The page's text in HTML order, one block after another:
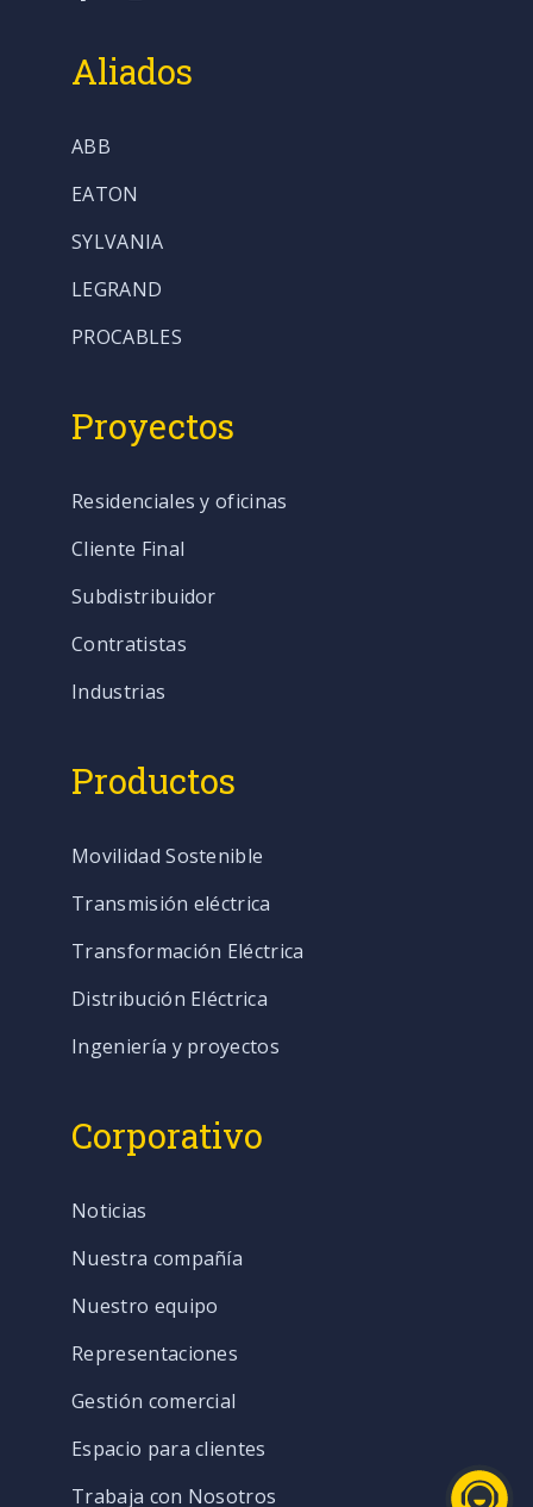
Aliados
ABB
EATON
SYLVANIA
LEGRAND
PROCABLES
Proyectos
Residenciales y oficinas
Cliente Final
Subdistribuidor
Contratistas
Industrias
Productos
Movilidad Sostenible
Transmisión eléctrica
Transformación Eléctrica
Distribución Eléctrica
Ingeniería y proyectos
Corporativo
Noticias
Nuestra compañía
Nuestro equipo
Representaciones
Gestión comercial
Espacio para clientes
Trabaja con Nosotros